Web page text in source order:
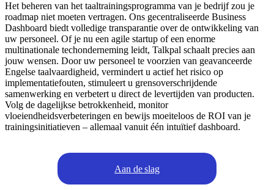
Het beheren van het taaltrainingsprogramma van je bedrijf zou je
roadmap niet moeten vertragen. Ons gecentraliseerde Business
Dashboard biedt volledige transparantie over de ontwikkeling van
uw personeel. Of je nu een agile startup of een enorme
multinationale techonderneming leidt, Talkpal schaalt precies aan
jouw wensen. Door uw personeel te voorzien van geavanceerde
Engelse taalvaardigheid, vermindert u actief het risico op
implementatiefouten, stimuleert u grensoverschrijdende
samenwerking en verbetert u direct de levertijden van producten.
Volg de dagelijkse betrokkenheid, monitor
vloeiendheidsverbeteringen en bewijs moeiteloos de ROI van je
trainingsinitiatieven – allemaal vanuit één intuïtief dashboard.
Aan de slag